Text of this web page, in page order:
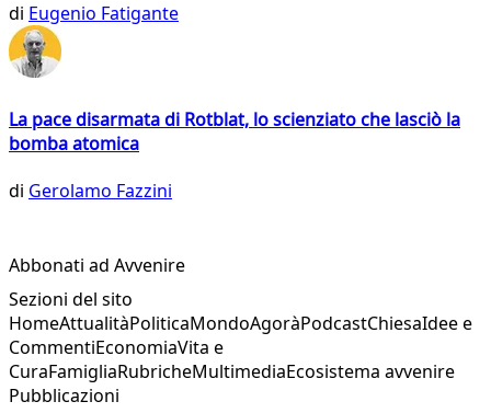
di Eugenio Fatigante
La pace disarmata di Rotblat, lo scienziato che lasciò la
bomba atomica
di Gerolamo Fazzini
Abbonati ad Avvenire
Sezioni del sito
HomeAttualitàPoliticaMondoAgoràPodcastChiesaIdee e
CommentiEconomiaVita e
CuraFamigliaRubricheMultimediaEcosistema avvenire
Pubblicazioni